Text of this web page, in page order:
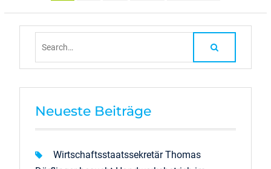
Neueste Beiträge
Wirtschaftsstaatssekretär Thomas